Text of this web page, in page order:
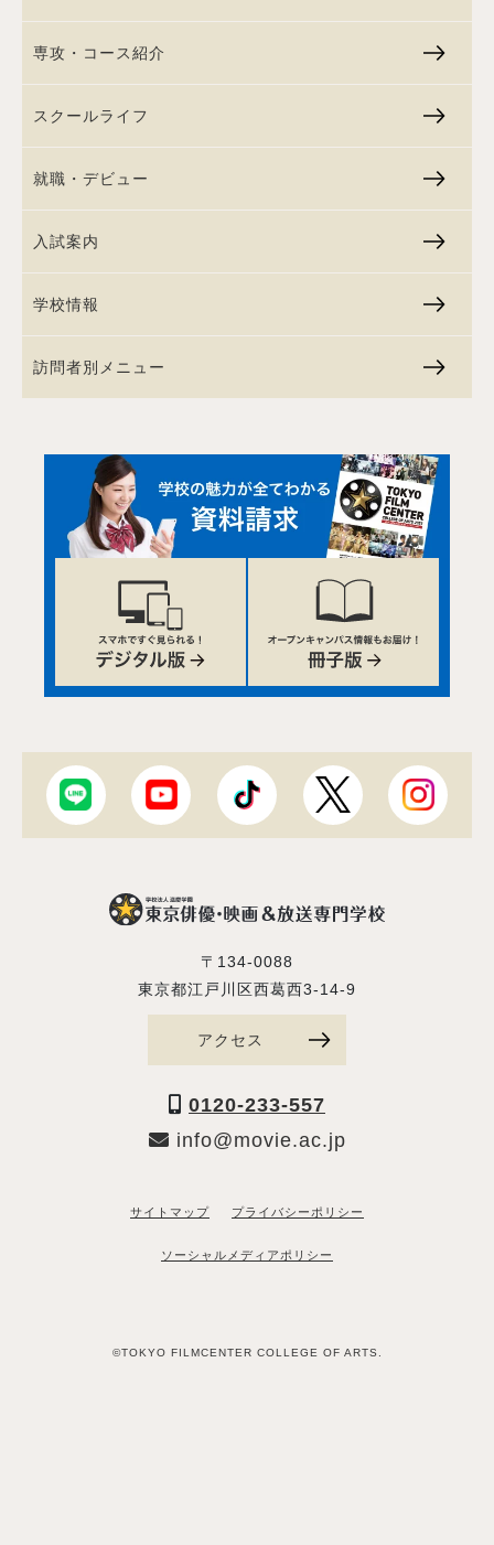
専攻・コース紹介
スクールライフ
就職・デビュー
入試案内
学校情報
訪問者別メニュー
〒134-0088
東京都江戸川区西葛西3-14-9
アクセス
0120-233-557
info@movie.ac.jp
サイトマップ プライバシーポリシー
ソーシャルメディアポリシー
©TOKYO FILMCENTER COLLEGE OF ARTS.